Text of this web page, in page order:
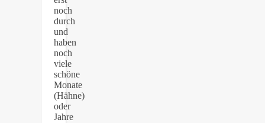
noch
durch
und
haben
noch
viele
schöne
Monate
(Hähne)
oder
Jahre